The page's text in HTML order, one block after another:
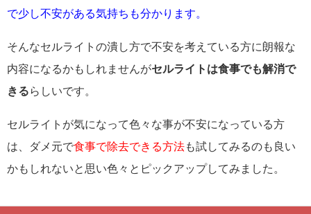
で少し不安がある気持ちも分かります。
そんなセルライトの潰し方で不安を考えている方に朗報な
内容になるかもしれませんがセルライトは食事でも解消で
きるらしいです。
セルライトが気になって色々な事が不安になっている方
は、ダメ元で食事で除去できる方法も試してみるのも良い
かもしれないと思い色々とピックアップしてみました。